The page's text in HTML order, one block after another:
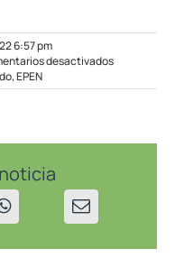
6:57 pm
desactivadosen
Programado
,EPEN